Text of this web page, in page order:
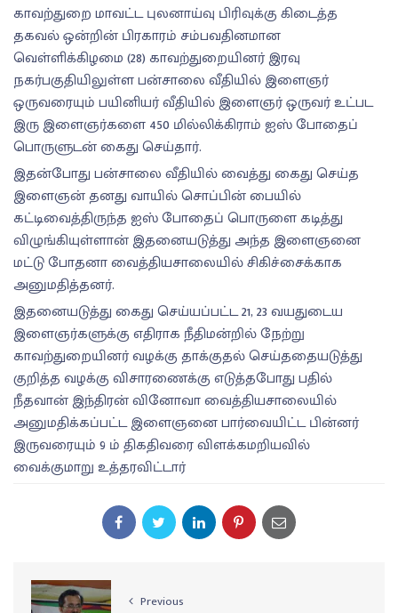
காவற்துறை மாவட்ட புலனாய்வு பிரிவுக்கு கிடைத்த
தகவல் ஒன்றின் பிரகாரம் சம்பவதினமான
வெள்ளிக்கிழமை (28) காவற்துறையினர் இரவு
நகர்பகுதியிலுள்ள பன்சாலை வீதியில் இளைஞர்
ஒருவரையும் பயினியர் வீதியில் இளைஞர் ஒருவர் உட்பட
இரு இளைஞர்களை 450 மில்லிக்கிராம் ஐஸ் போதைப்
பொருளுடன் கைது செய்தார்.
இதன்போது பன்சாலை வீதியில் வைத்து கைது செய்த
இளைஞன் தனது வாயில் சொப்பின் பையில்
கட்டிவைத்திருந்த ஐஸ் போதைப் பொருளை கடித்து
விழுங்கியுள்ளான் இதனையடுத்து அந்த இளைஞனை
மட்டு போதனா வைத்தியசாலையில் சிகிச்சைக்காக
அனுமதித்தனர்.
இதனையடுத்து கைது செய்யப்பட்ட 21, 23 வயதுடைய
இளைஞர்களுக்கு எதிராக நீதிமன்றில் நேற்று
காவற்துறையினர் வழக்கு தாக்குதல் செய்ததையடுத்து
குறித்த வழக்கு விசாரணைக்கு எடுத்தபோது பதில்
நீதவான் இந்திரன் வினோவா வைத்தியசாலையில்
அனுமதிக்கப்பட்ட இளைஞனை பார்வையிட்ட பின்னர்
இருவரையும் 9 ம் திகதிவரை விளக்கமறியவில்
வைக்குமாறு உத்தரவிட்டார்
Previous